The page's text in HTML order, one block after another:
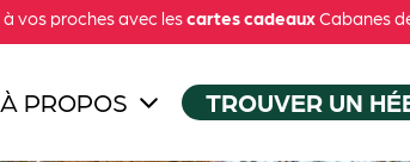
à vos proches avec lescartes cadeauxCabanes
À PROPOS TROUVER UN